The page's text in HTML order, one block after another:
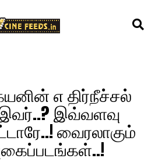
எ திர்நீச்சல்
இவ்வளவு
வைரலாகும்